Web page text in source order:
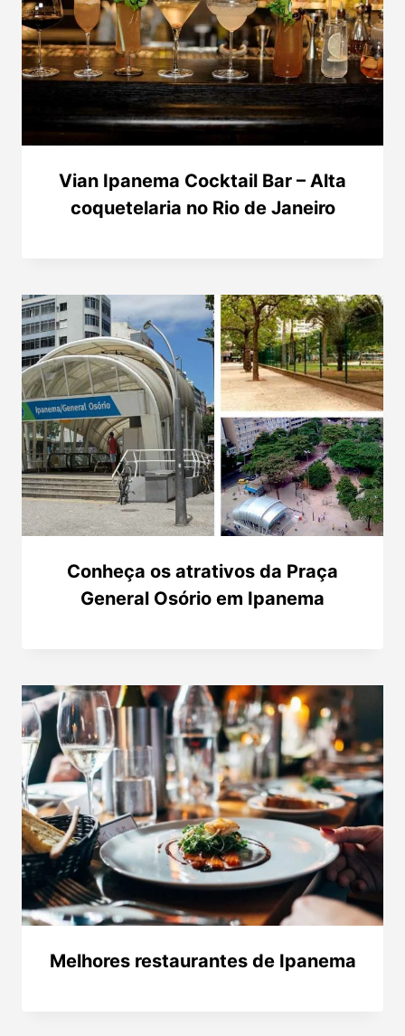
Vian Ipanema Cocktail Bar – Alta
coquetelaria no Rio de Janeiro
Conheça os atrativos da Praça
General Osório em Ipanema
Melhores restaurantes de Ipanema